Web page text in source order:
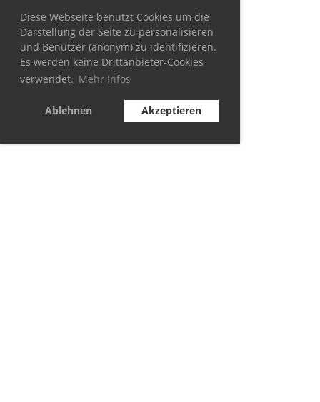
Diese Webseite benutzt Cookies um die
Darstellung der Seite zu personalisieren
und Benutzer (anonym) zu identifizieren.
Es werden keine Drittanbieter-Cookies
verwendet. Mehr Infos
Ablehnen Akzeptieren